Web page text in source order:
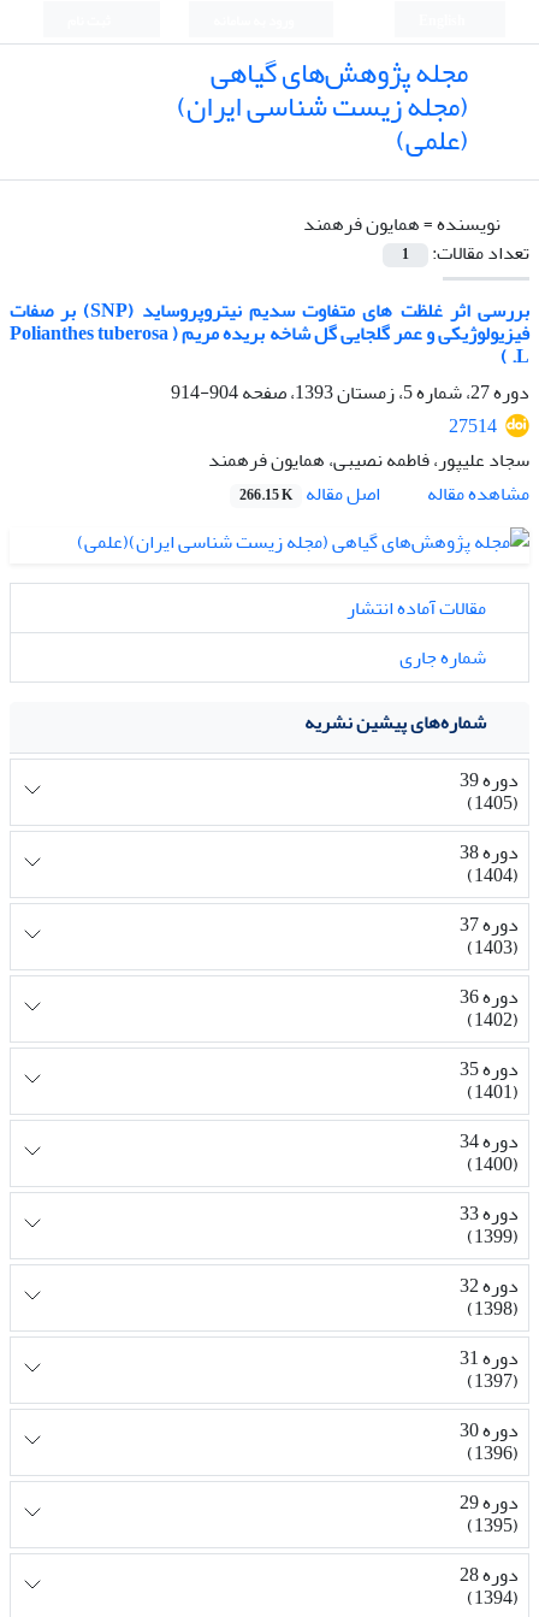
مجله پژوهش‌های گیاهی
(مجله زیست شناسی ایران)
(علمی)
نویسنده =همایون فرهمند
تعداد مقالات:
1
بررسی اثر غلظت های متفاوت سدیم نیتروپروساید (SNP) بر صفات
فیزیولوژیکی و عمر گلجایی گل شاخه بریده مریم ( Polianthes tuberosa
L. )
دوره 27، شماره 5، زمستان 1393، صفحه
904-914
27514
سجاد علیپور، فاطمه نصیبی، همایون فرهمند
مشاهده مقاله
اصل مقاله 266.15 K
مقالات آماده انتشار
شماره جاری
شماره‌های پیشین نشریه
دوره 39
(1405)
دوره 38
(1404)
دوره 37
(1403)
دوره 36
(1402)
دوره 35
(1401)
دوره 34
(1400)
دوره 33
(1399)
دوره 32
(1398)
دوره 31
(1397)
دوره 30
(1396)
دوره 29
(1395)
دوره 28
(1394)